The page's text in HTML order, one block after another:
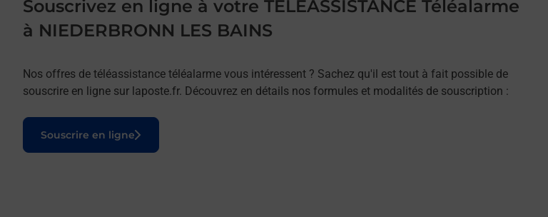
Souscrivez en ligne à votre TELEASSISTANCE Téléalarme
à NIEDERBRONN LES BAINS
Nos offres de téléassistance téléalarme vous intéressent ? Sachez qu'il est tout à fait possible de
souscrire en ligne sur laposte.fr. Découvrez en détails nos formules et modalités de souscription :
Souscrire en ligne
Le lien s'ouvre dans un nouvel onglet